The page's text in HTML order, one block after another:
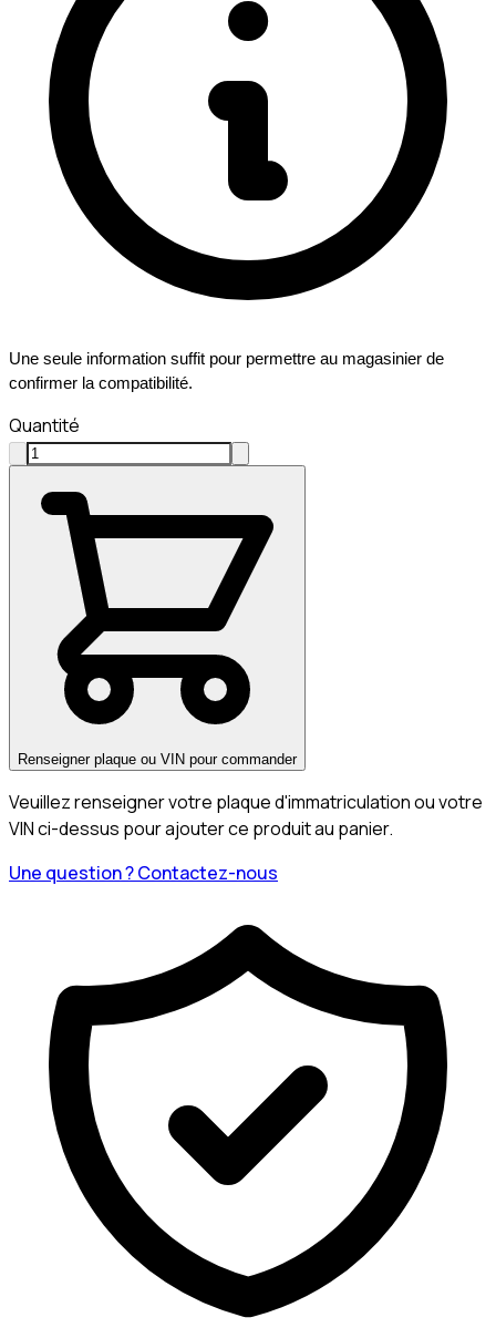
Une seule information suffit pour permettre au magasinier de
confirmer la compatibilité.
Quantité
Renseigner plaque ou VIN pour commander
Veuillez renseigner votre plaque d'immatriculation ou votre
VIN ci-dessus pour ajouter ce produit au panier.
Une question ? Contactez-nous